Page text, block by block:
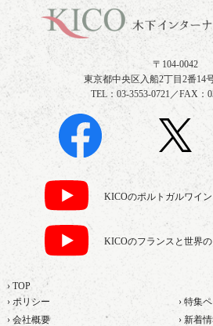
〒104-0042
東京都中央区入船2丁目2番14
TEL：03-3553-0721／FAX：
KICOのポルトガルワイン
KICOのフランスと世界
› TOP
› ポリシー
› 特集
› 会社概要
› 新着